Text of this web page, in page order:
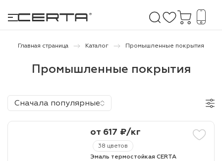
покрытия
и дачи
Главная страница Каталог Промышленные покрытия
Промышленные покрытия
Сначала популярные
38 цветов
от 617 ₽/кг
Эмаль термостойкая CERTA